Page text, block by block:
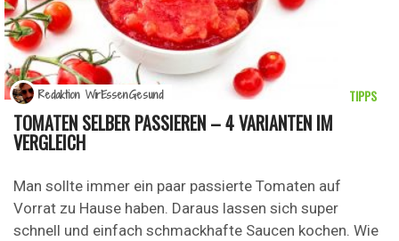
TOMATEN SELBER PASSIEREN – 4 VARIANTEN IM
VERGLEICH
Man sollte immer ein paar passierte Tomaten auf
Vorrat zu Hause haben. Daraus lassen sich super
schnell und einfach schmackhafte Saucen kochen. Wie
TIPPS
Redaktion WirEssenGesund